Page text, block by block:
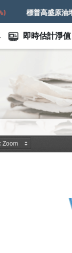
標普高盛原油增強超額回報指數
即時估計淨值